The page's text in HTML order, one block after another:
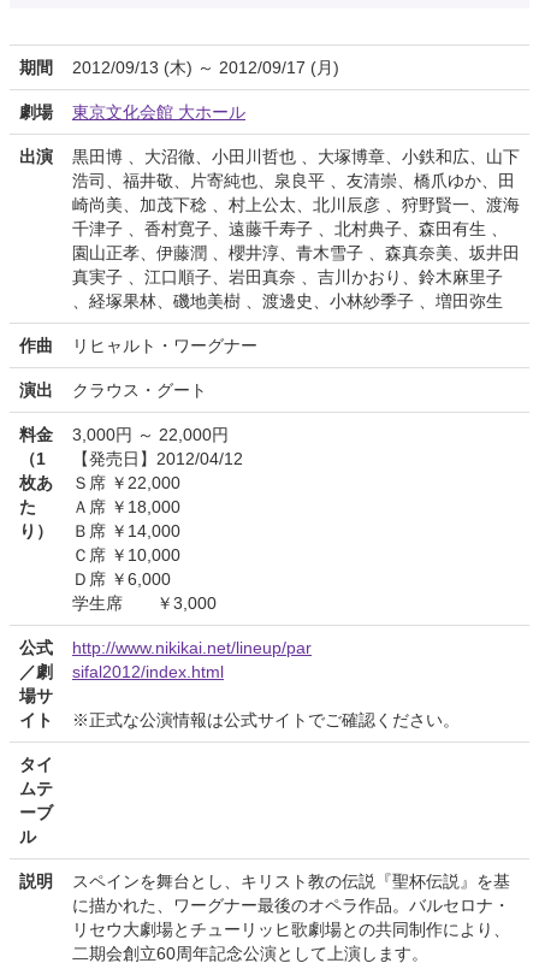
期間 2012/09/13 (木) ～ 2012/09/17 (月)
劇場 東京文化会館 大ホール
出演
黒田博 、大沼徹、小田川哲也 、大塚博章、小鉄和広、山下
浩司、福井敬、片寄純也、泉良平 、友清崇、橋爪ゆか、田
崎尚美、加茂下稔 、村上公太、北川辰彦 、狩野賢一、渡海
千津子 、香村寛子、遠藤千寿子 、北村典子、森田有生 、
園山正孝、伊藤潤 、櫻井淳、青木雪子 、森真奈美、坂井田
真実子 、江口順子、岩田真奈 、吉川かおり、鈴木麻里子
、経塚果林、磯地美樹 、渡邊史、小林紗季子 、増田弥生
作曲 リヒャルト・ワーグナー
演出 クラウス・グート
料金
（1
枚あ
た
り）
3,000円 ～ 22,000円
【発売日】2012/04/12
Ｓ席 ￥22,000
Ａ席 ￥18,000
Ｂ席 ￥14,000
Ｃ席 ￥10,000
Ｄ席 ￥6,000
学生席 ￥3,000
公式
／劇
場サ
イト
http://www.nikikai.net/lineup/par
sifal2012/index.html
※正式な公演情報は公式サイトでご確認ください。
タイ
ムテ
ーブ
ル
説明
スペインを舞台とし、キリスト教の伝説『聖杯伝説』を基
に描かれた、ワーグナー最後のオペラ作品。バルセロナ・
リセウ大劇場とチューリッヒ歌劇場との共同制作により、
二期会創立60周年記念公演として上演します。